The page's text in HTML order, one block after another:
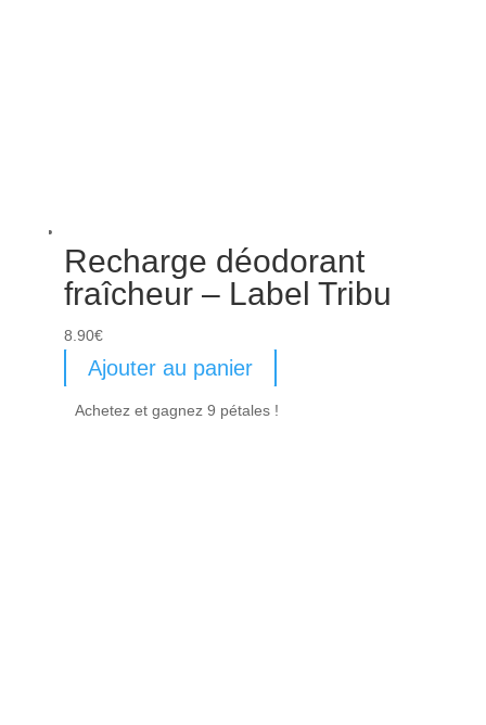
Recharge déodorant
fraîcheur – Label Tribu
8.90€
Ajouter au panier
Achetez et gagnez 9 pétales !